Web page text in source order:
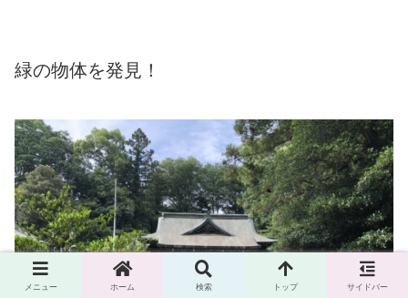
緑の物体を発見！
メニュー ホーム 検索 トップ サイドバー